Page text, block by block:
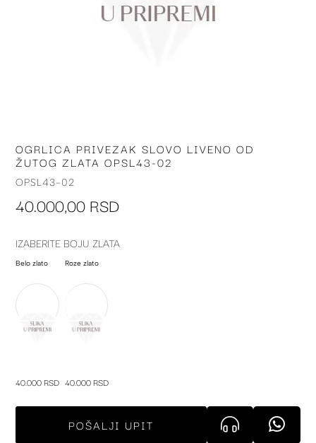
Skip
to
the
of
gallery
OGRLICA PRIVEZAK SLOVO LIVENO OD
ŽUTOG ZLATA OPSL43-02
OPSL43-02
40.000,00 RSD
IZABERITE BOJU ZLATA
Belo zlato
40.000 RSD
Roze zlato
40.000 RSD
POŠALJI UPIT